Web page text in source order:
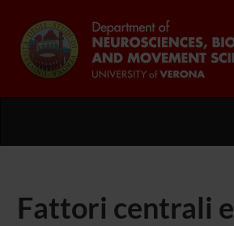
Fattori centrali e